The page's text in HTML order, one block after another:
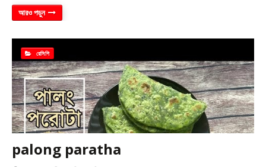
আরও পড়ুন
রেসিপি
palong paratha